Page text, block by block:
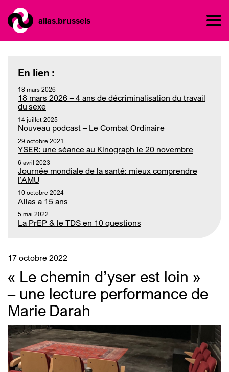
alias.brussels
En lien :
18 mars 2026
18 mars 2026 – 4 ans de décriminalisation du travail
du sexe
14 juillet 2025
Nouveau podcast – Le Combat Ordinaire
29 octobre 2021
YSER: une séance au Kinograph le 20 novembre
6 avril 2023
Journée mondiale de la santé: mieux comprendre
l’AMU
10 octobre 2024
Alias a 15 ans
5 mai 2022
La PrEP & le TDS en 10 questions
17 octobre 2022
« Le chemin d’yser est loin »
– une lecture performance de
Marie Darah